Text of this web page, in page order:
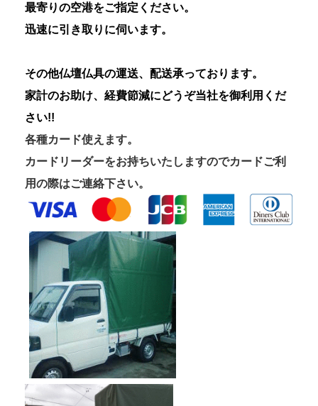
最寄りの空港をご指定ください。
迅速に引き取りに伺います。
その他仏壇仏具の運送、配送承っております。
家計のお助け、経費節減にどうぞ当社を御利用くだ
さい!!
各種カード使えます。
カードリーダーをお持ちいたしますのでカードご利
用の際はご連絡下さい。